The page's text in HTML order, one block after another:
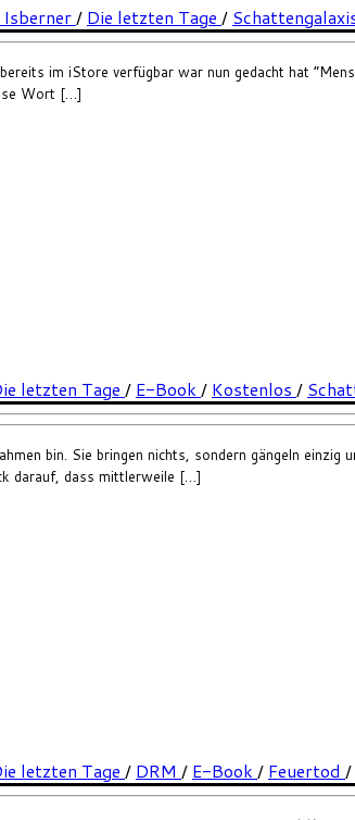
Isberner/ Die letzten Tage /
im iStore verfügbar war nun gedacht hat
Wort […]
letzten Tage / E-Book / Kostenlos /
bin. Sie bringen nichts, sondern gängeln einzig
darauf, dass mittlerweile […]
letzten Tage / DRM / E-Book / Feuertod /